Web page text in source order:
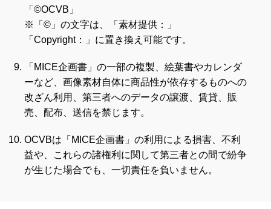
「©OCVB」
※「©」の文字は、「素材提供：」
「Copyright：」に置き換え可能です。
「MICE企画書」の一部の複製、絵葉書やカレンダ
ーなど、画像素材自体に商品性が依存するものへの
改ざん利用、第三者へのデータの譲渡、賃貸、販
売、配布、送信を禁じます。
OCVBは「MICE企画書」の利用による損害、不利
益や、これらの諸権利に関して第三者との間で紛争
が生じた場合でも、一切責任を負いません。